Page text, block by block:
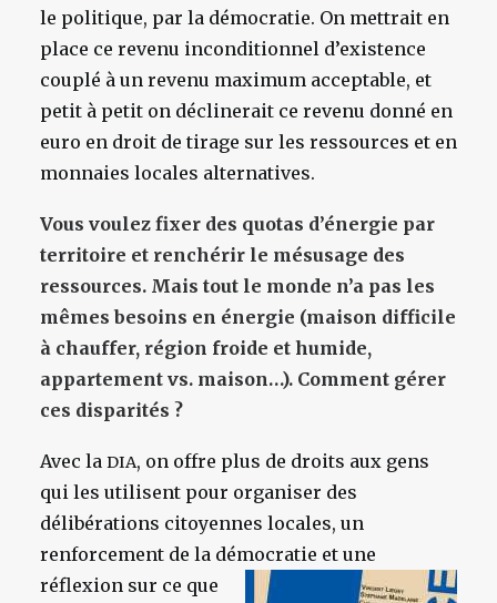
le politique, par la démocratie. On mettrait en
place ce revenu inconditionnel d’existence
couplé à un revenu maximum acceptable, et
petit à petit on déclinerait ce revenu donné en
euro en droit de tirage sur les ressources et en
monnaies locales alternatives.
Vous voulez fixer des quotas d’énergie par
territoire et renchérir le mésusage des
ressources. Mais tout le monde n’a pas les
mêmes besoins en énergie (maison difficile
à chauffer, région froide et humide,
appartement vs. maison…). Comment gérer
ces disparités ?
Avec la DIA, on offre plus de droits aux gens
qui les utilisent pour organiser des
délibérations citoyennes locales, un
renforcement de la démocratie et une
réflexion sur ce que